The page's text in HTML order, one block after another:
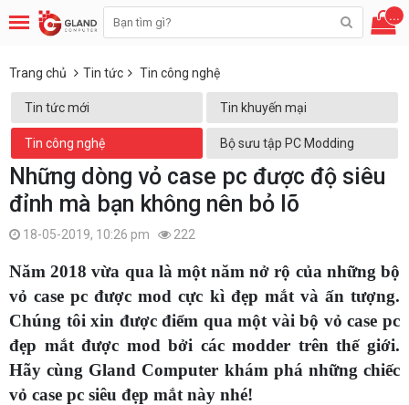
...
Trang chủ Tin tức Tin công nghệ
Tin tức mới Tin khuyến mại
Tin công nghệ Bộ sưu tập PC Modding
Những dòng vỏ case pc được độ siêu
đỉnh mà bạn không nên bỏ lõ
18-05-2019, 10:26 pm 222
Năm 2018 vừa qua là một năm nở rộ của những bộ
vỏ case pc được mod cực kì đẹp mắt và ấn tượng.
Chúng tôi xin được điểm qua một vài bộ vỏ case pc
đẹp mắt được mod bởi các modder trên thế giới.
Hãy cùng Gland Computer khám phá những chiếc
vỏ case pc siêu đẹp mắt này nhé!